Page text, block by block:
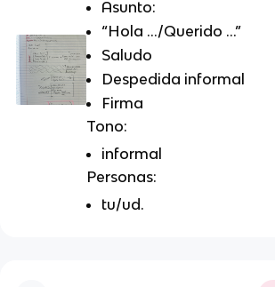
Asunto:
“Hola …/Querido …”
Saludo
Despedida informal
Firma
Tono:
informal
Personas:
tu/ud.